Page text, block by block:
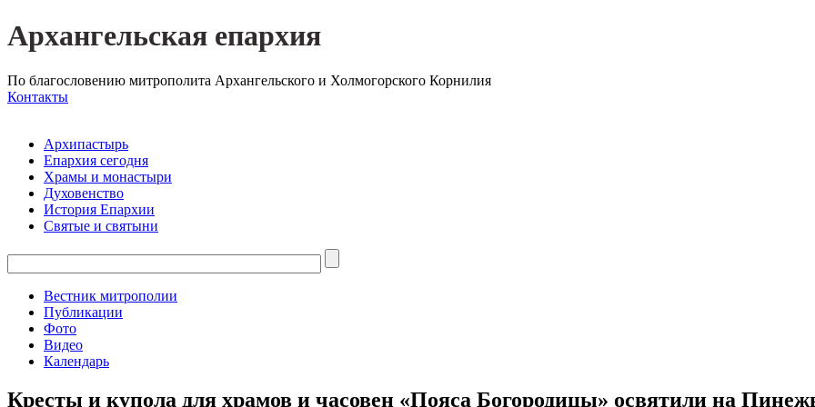
Архангельская епархия
По благословению митрополита Архангельского и Холмогорского Корнилия
Контакты
Архипастырь
Епархия сегодня
Храмы и монастыри
Духовенство
История Епархии
Святые и святыни
Вестник митрополии
Публикации
Фото
Видео
Календарь
Кресты и купола для храмов и часовен «Пояса Богородицы» освятили на